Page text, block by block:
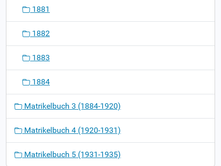
1881
1882
1883
1884
Matrikelbuch 3 (1884-1920)
Matrikelbuch 4 (1920-1931)
Matrikelbuch 5 (1931-1935)